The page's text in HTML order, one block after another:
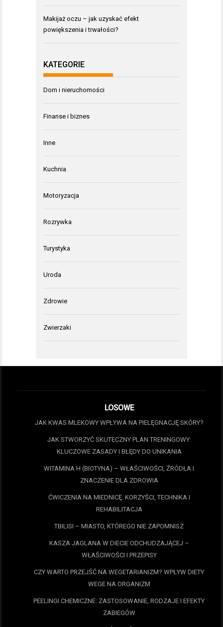
Makijaż oczu – jak uzyskać efekt
powiększenia i trwałości?
KATEGORIE
Dom i nieruchomości
Finanse i biznes
Inne
Kuchnia
Motoryzacja
Rozrywka
Turystyka
Uroda
Zdrowie
Zwierzaki
LOSOWE
JAK KWAS MLEKOWY WPŁYWA NA PIELĘGNACJĘ SKÓRY?
JAK STWORZYĆ SKUTECZNY PLAN TRENINGOWY:
KLUCZOWE ZASADY I BŁĘDY DO UNIKANIA
WITAMINA H (BIOTYNA) – WŁAŚCIWOŚCI, ŹRÓDŁA I
ZNACZENIE DLA ZDROWIA
ĆWICZENIA NA MIEDNICĘ: KORZYŚCI, TECHNIKA I
REHABILITACJA
TBILISI – MIASTO, KTÓREGO NIE ZAPOMNISZ
KASZA JAGLANA W DIECIE ODCHUDZAJĄCEJ –
WŁAŚCIWOŚCI I PRZEPISY
CZY WARTO PRZEJŚĆ NA WEGETARIANIZM? WPŁYW DIETY
WEGE NA ORGANIZM
PEELINGI CHEMICZNE: ZASTOSOWANIE, RODZAJE I EFEKTY
ZABIEGÓW